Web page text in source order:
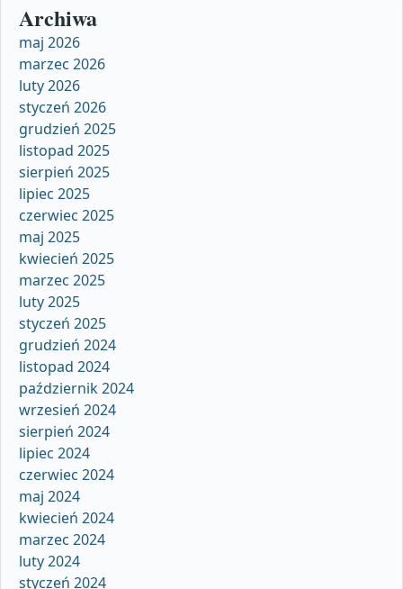
Archiwa
maj 2026
marzec 2026
luty 2026
styczeń 2026
grudzień 2025
listopad 2025
sierpień 2025
lipiec 2025
czerwiec 2025
maj 2025
kwiecień 2025
marzec 2025
luty 2025
styczeń 2025
grudzień 2024
listopad 2024
październik 2024
wrzesień 2024
sierpień 2024
lipiec 2024
czerwiec 2024
maj 2024
kwiecień 2024
marzec 2024
luty 2024
styczeń 2024